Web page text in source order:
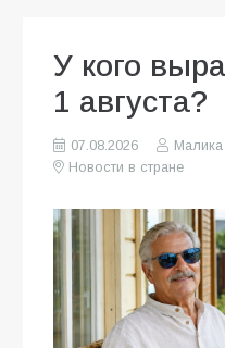
У кого
1 августа?
07.08.2026
Новости в стране